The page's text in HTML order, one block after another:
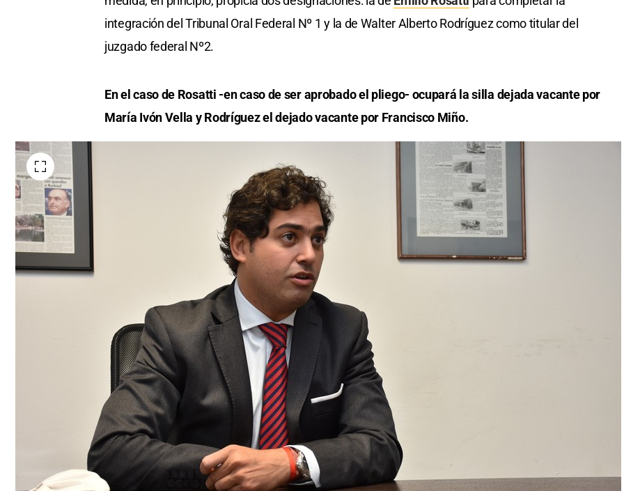
integración del Tribunal Oral Federal Nº 1 y la de Walter Alberto Rodríguez como titular del
juzgado federal Nº2.
En el caso de Rosatti -en caso de ser aprobado el pliego- ocupará la silla dejada vacante por
María Ivón Vella y Rodríguez el dejado vacante por Francisco Miño.